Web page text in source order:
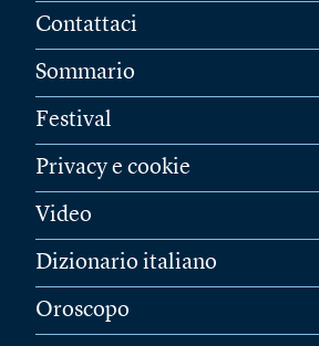
Contattaci
Sommario
Festival
Privacy e cookie
Video
Dizionario italiano
Oroscopo